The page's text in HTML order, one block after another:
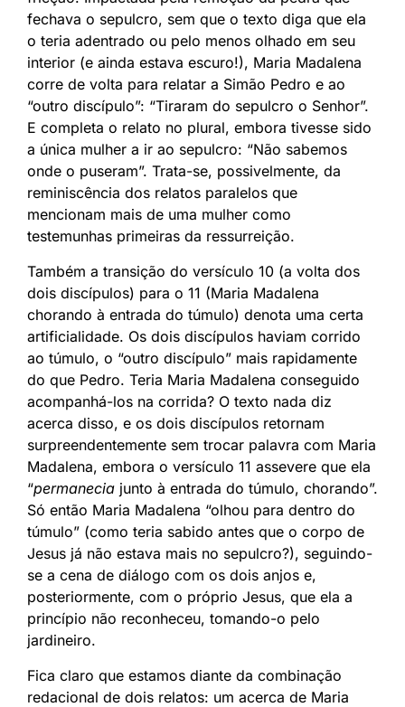
fechava o sepulcro, sem que o texto diga que ela
o teria adentrado ou pelo menos olhado em seu
interior (e ainda estava escuro!), Maria Madalena
corre de volta para relatar a Simão Pedro e ao
“outro discípulo”: “Tiraram do sepulcro o Senhor”.
E completa o relato no plural, embora tivesse sido
a única mulher a ir ao sepulcro: “Não sabemos
onde o puseram”. Trata-se, possivelmente, da
reminiscência dos relatos paralelos que
mencionam mais de uma mulher como
testemunhas primeiras da ressurreição.
Também a transição do versículo 10 (a volta dos
dois discípulos) para o 11 (Maria Madalena
chorando à entrada do túmulo) denota uma certa
artificialidade. Os dois discípulos haviam corrido
ao túmulo, o “outro discípulo” mais rapidamente
do que Pedro. Teria Maria Madalena conseguido
acompanhá-los na corrida? O texto nada diz
acerca disso, e os dois discípulos retornam
surpreendentemente sem trocar palavra com Maria
Madalena, embora o versículo 11 assevere que ela
“permanecia junto à entrada do túmulo, chorando”.
Só então Maria Madalena “olhou para dentro do
túmulo” (como teria sabido antes que o corpo de
Jesus já não estava mais no sepulcro?), seguindo-
se a cena de diálogo com os dois anjos e,
posteriormente, com o próprio Jesus, que ela a
princípio não reconheceu, tomando-o pelo
jardineiro.
Fica claro que estamos diante da combinação
redacional de dois relatos: um acerca de Maria